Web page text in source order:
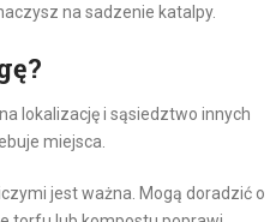
na sadzenie katalpy.
lokalizację i sąsiedztwo innych
miejsca.
jest ważna. Mogą doradzić o